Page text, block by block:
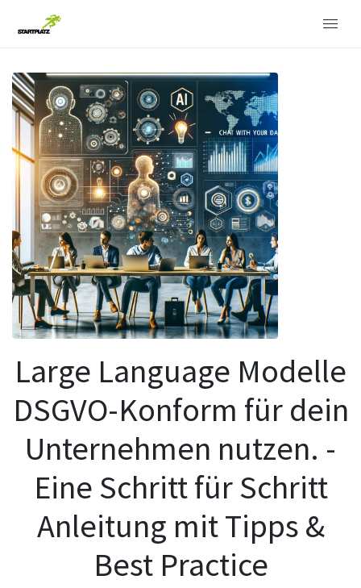
Large Language Modelle
DSGVO-Konform für dein
Unternehmen nutzen. -
Eine Schritt für Schritt
Anleitung mit Tipps &
Best Practice